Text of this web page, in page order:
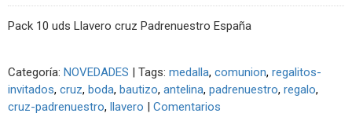
Pack 10 uds Llavero cruz Padrenuestro España
Categoría: NOVEDADES | Tags: medalla comunion regalitos-
invitados cruz boda bautizo antelina padrenuestro regalo
cruz-padrenuestro llavero | Comentarios